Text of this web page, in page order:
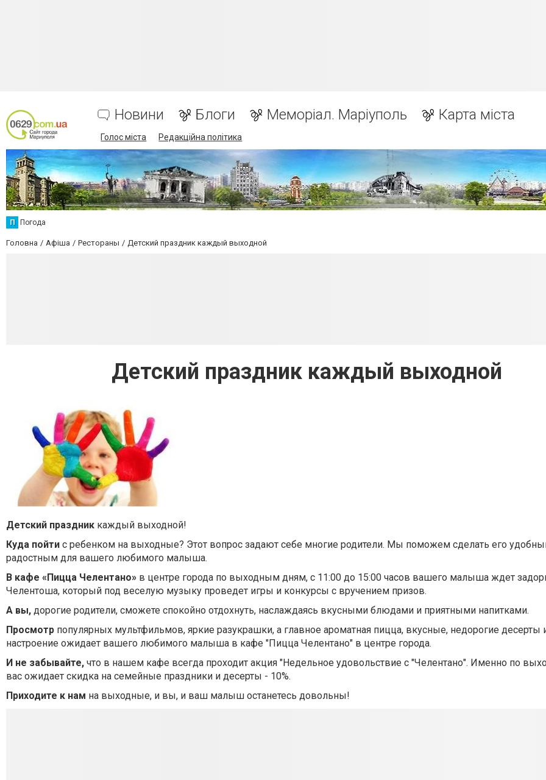
Новини Блоги Меморіал. Маріуполь Карта міста
Голос міста Редакційна політика
П Погода
Головна Афіша Рестораны Детский праздник каждый выходной
Детский праздник каждый выходной
Детский праздник каждый выходной!
Куда пойти с ребенком на выходные? Этот вопрос задают себе многие родители. Мы поможем сделать его
радостным для вашего любимого малыша.
В кафе «Пицца Челентано» в центре города по выходным дням, с 11:00 до 15:00 часов вашего малыша ждет
Челентоша, который под веселую музыку проведет игры и конкурсы с вручением призов.
А вы, дорогие родители, сможете спокойно отдохнуть, наслаждаясь вкусными блюдами и приятными напитками.
Просмотр популярных мультфильмов, яркие разукрашки, а главное ароматная пицца, вкусные, недорогие десерты
настроение ожидает вашего любимого малыша в кафе "Пицца Челентано" в центре города.
И не забывайте, что в нашем кафе всегда проходит акция "Недельное удовольствие с "Челентано". Именно по
вас ожидает скидка на семейные праздники и десерты - 10%.
Приходите к нам на выходные, и вы, и ваш малыш останетесь довольны!